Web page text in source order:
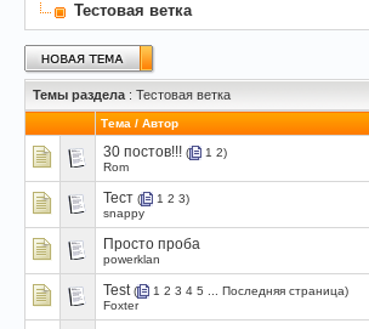
Тестовая ветка
Темы раздела : Тестовая ветка
Тема / Автор
30 постов!!! ( 1 2)
Rom
Тест ( 1 2 3)
snappy
Просто проба
powerklan
Test ( 1 2 3 4 5 Последняя страница)
Foxter